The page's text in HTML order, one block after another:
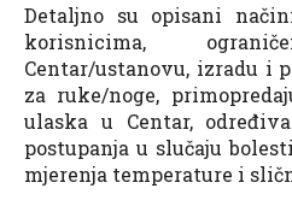
Detaljno su opisani
korisnicima,
Centar/ustanovu, izradu i
za ruke/noge,
ulaska u Centar,
postupanja u slučaju
mjerenja temperature i